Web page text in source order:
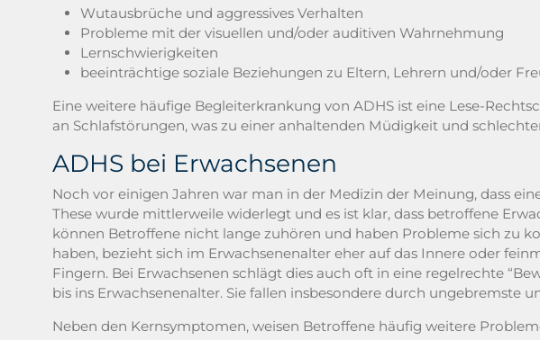
Wutausbrüche und aggressives Verhalten
Probleme mit der visuellen und/oder auditiven Wahrnehmung
Lernschwierigkeiten
beeinträchtige soziale Beziehungen zu Eltern, Lehrern und/oder
Eine weitere häufige Begleiterkrankung von ADHS ist eine Lese-
an Schlafstörungen, was zu einer anhaltenden Müdigkeit und
ADHS bei Erwachsenen
Noch vor einigen Jahren war man in der Medizin der Meinung, dass
These wurde mittlerweile widerlegt und es ist klar, dass betroffene
können Betroffene nicht lange zuhören und haben Probleme sich zu
haben, bezieht sich im Erwachsenenalter eher auf das Innere oder
Fingern. Bei Erwachsenen schlägt dies auch oft in eine regelrechte
bis ins Erwachsenenalter. Sie fallen insbesondere durch ungebremste
Neben den Kernsymptomen, weisen Betroffene häufig weitere